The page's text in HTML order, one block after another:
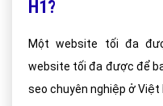
H1?
Một website tối đa
website tối đa được để
seo chuyên nghiệp ở Việt